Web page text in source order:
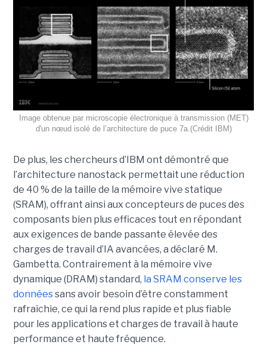
Image obtenue par microscopie électronique à transmission (MET)
d'un nœud isolé de l’architecture de puce 7a.(Crédit IBM)
De plus, les chercheurs d’IBM ont démontré que
l’architecture nanostack permettait une réduction
de 40 % de la taille de la mémoire vive statique
(SRAM), offrant ainsi aux concepteurs de puces des
composants bien plus efficaces tout en répondant
aux exigences de bande passante élevée des
charges de travail d’IA avancées, a déclaré M.
Gambetta. Contrairement à la mémoire vive
dynamique (DRAM) standard, la SRAM conserve les
donnéessans avoir besoin d’être constamment
rafraîchie, ce qui la rend plus rapide et plus fiable
pour les applications et charges de travail à haute
performance et haute fréquence.